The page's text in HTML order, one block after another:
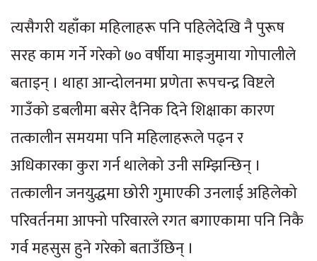
त्यसैगरी यहाँका महिलाहरू पनि पहिलेदेखि नै पुरूष
सरह काम गर्ने गरेको ७० वर्षीया माइजुमाया गोपालीले
बताइन् । थाहा आन्दोलनमा प्रणेता रूपचन्द्र विष्टले
गाउँको डबलीमा बसेर दैनिक दिने शिक्षाका कारण
तत्कालीन समयमा पनि महिलाहरूले पढ्न र
अधिकारका कुरा गर्न थालेको उनी सम्झिन्छिन् ।
तत्कालीन जनयुद्धमा छोरी गुमाएकी उनलाई अहिलेको
परिवर्तनमा आफ्नो परिवारले रगत बगाएकामा पनि निकै
गर्व महसुस हुने गरेको बताउँछिन् ।